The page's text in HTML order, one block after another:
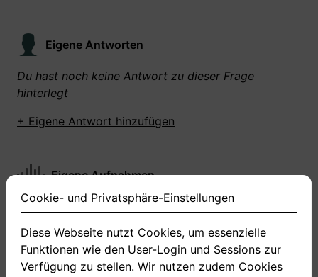
Eigene Antworten
Du hast noch keine Antwort zu dieser Frage
hinterlegt
+ Eigene Antwort hinzufügen
Eigene Aufnahmen
Du hast zu dieser Frage noch keine Antworten
+ Neue Antwort aufnehmen
Cookie- und Privatsphäre-Einstellungen
Diese Webseite nutzt Cookies, um essenzielle
Funktionen wie den User-Login und Sessions zur
Verfügung zu stellen. Wir nutzen zudem Cookies